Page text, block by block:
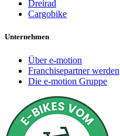
Dreirad
Cargobike
Unternehmen
Über e-motion
Franchisepartner werden
Die e-motion Gruppe